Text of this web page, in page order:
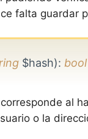
falta guardar
$hash): bool
al
o la